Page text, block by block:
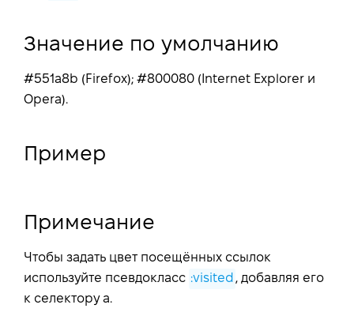
Значение по умолчанию
#551a8b (Firefox); #800080 (Internet Explorer и
Opera).
Пример
Примечание
Чтобы задать цвет посещённых ссылок
используйте псевдокласс :visited , добавляя его
к селектору a.